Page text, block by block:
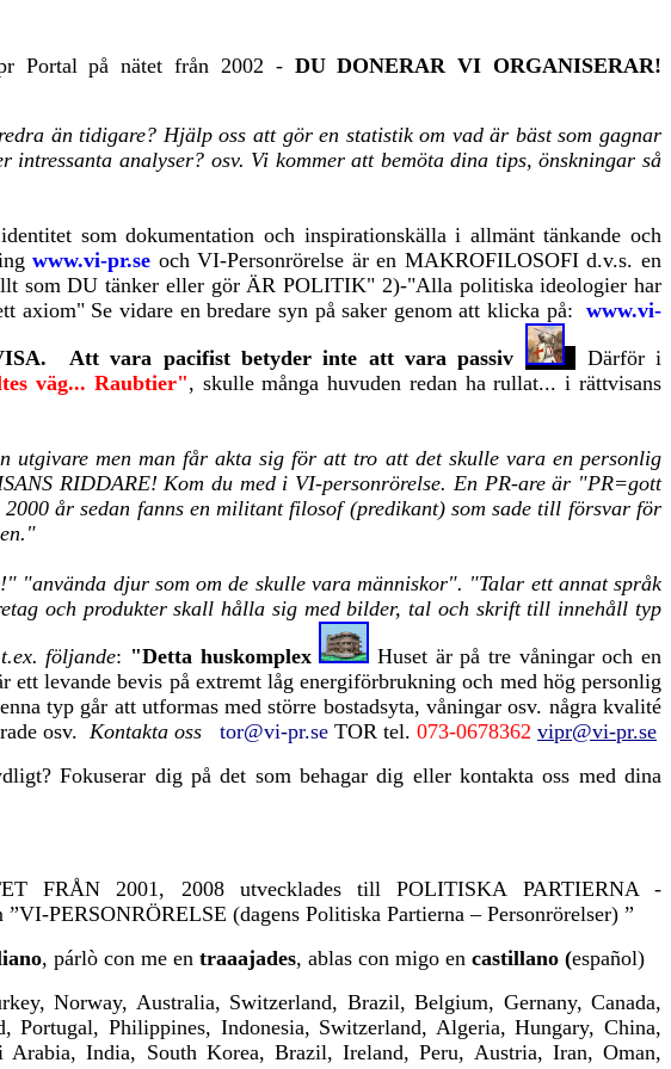
Portal på nätet från 2002 - DUDONERAR VI ORGANISERAR!
än tidigare? Hjälp oss att gör en statistik om vad är bäst som gagnar
analyser? osv. Vi kommer att bemöta dina tips, önskningar så
som dokumentation och inspirationskälla i allmänt tänkande och
www.vi-pr.se ochVI-Personrörelse är en MAKROFILOSOFI d.v.s. en
som DU tänker eller gör ÄR POLITIK" 2)-"Alla politiska ideologier har
Se vidare en bredare syn på saker genom att klicka på: www.vi-
Att vara pacifist betyder inte att vara passiv
Därför i
väg... Raubtier", skulle många huvuden redan ha rullat... i rättvisans
utgivare men man får akta sig för att tro att det skulle vara en personlig
RIDDARE! Kom du med i VI-personrörelse. En PR-are är "PR=gott
år sedan fanns en militant filosof (predikant) som sade till försvar för
"
"använda djur som om de skulle vara människor". "Talar ett annat språk
och produkter skall hålla sig med bilder, tal och skrift till innehåll typ
följande: "Detta huskomplex
Huset är på tre våningar och en
levande bevis på extremt låg energiförbrukning och med hög personlig
typ går att utformas med större bostadsyta, våningar osv. några kvalité
osv. Kontakta oss tor@vi-pr.se TOR tel. 073-0678362 vipr@vi-pr.se
Fokuserar dig på det som behagar dig eller kontakta oss med dina
FRÅN 2001, 2008 utvecklades till POLITISKA PARTIERNA -
”VI-PERSONRÖRELSE (dagens Politiska Partierna – Personrörelser) ”
, párlò con me en traaajades, ablas con migo en castillano (español)
Norway, Australia, Switzerland, Brazil, Belgium, Gernany, Canada,
Portugal, Philippines, Indonesia, Switzerland, Algeria, Hungary, China,
Arabia, India, South Korea, Brazil, Ireland, Peru, Austria, Iran, Oman,